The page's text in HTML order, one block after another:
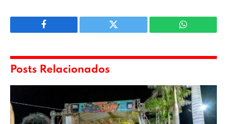
Facebook Twitter WhatsApp
Posts Relacionados